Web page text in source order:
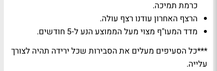
כרמת תמיכה.
הרצף האחרון עודנו רצף עולה.
מדד המעו"ף מצוי מעל הממוצע הנע ל-5 חודשים.
***כל הסעיפים מעלים את הסבירות שכל ירידה תהיה לצורך
עלייה.